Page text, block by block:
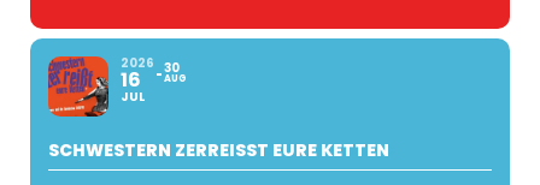
2026
16
JUL
30
AUG
SCHWESTERN ZERREISST EURE KETTEN